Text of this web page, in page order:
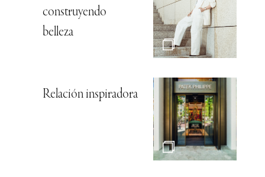
construyendo
belleza
Relación inspiradora